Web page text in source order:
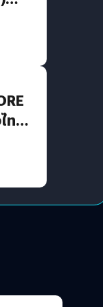
ทย